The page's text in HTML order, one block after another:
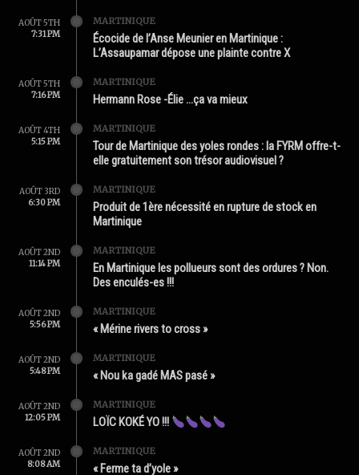
AOÛT 5TH
7:31 PM
MARTINIQUE
Écocide de l’Anse Meunier en Martinique :
L’Assaupamar dépose une plainte contre X
AOÛT 5TH
7:16 PM
MARTINIQUE
Hermann Rose -Élie …ça va mieux
AOÛT 4TH
5:15 PM
MARTINIQUE
Tour de Martinique des yoles rondes : la FYRM offre-t-
elle gratuitement son trésor audiovisuel ?
AOÛT 3RD
6:30 PM
MARTINIQUE
Produit de 1ère nécessité en rupture de stock en
Martinique
AOÛT 2ND
11:14 PM
MARTINIQUE
En Martinique les pollueurs sont des ordures ? Non.
Des enculés-es !!!
AOÛT 2ND
5:56 PM
MARTINIQUE
« Mérine rivers to cross »
AOÛT 2ND
5:48 PM
MARTINIQUE
« Nou ka gadé MAS pasé »
AOÛT 2ND
12:05 PM
MARTINIQUE
LOÏC KOKÉ YO !!!
AOÛT 2ND
8:08 AM
MARTINIQUE
« Ferme ta d’yole »